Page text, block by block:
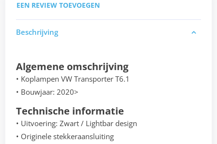
EEN REVIEW TOEVOEGEN
Beschrijving
Algemene omschrijving
• Koplampen VW Transporter T6.1
• Bouwjaar: 2020>
Technische informatie
• Uitvoering: Zwart / Lightbar design
• Originele stekkeraansluiting